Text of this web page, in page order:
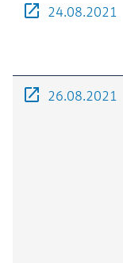
24.08.2021
26.08.2021